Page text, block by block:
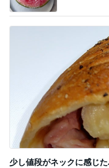
少し値段がネックに感じ